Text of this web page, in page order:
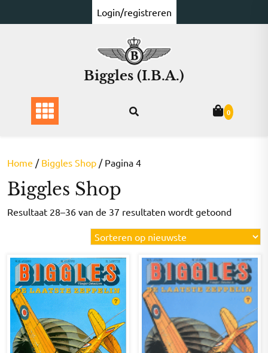
naar
Login/registreren
Biggles (I.B.A.)
0
Home / Biggles Shop / Pagina 4
Biggles Shop
Resultaat 28–36 van de 37 resultaten wordt getoond
op